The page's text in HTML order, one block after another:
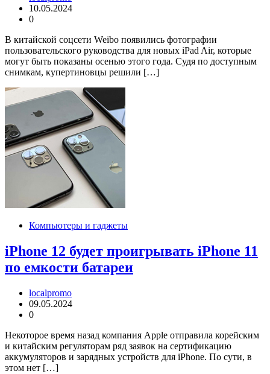
10.05.2024
0
В китайской соцсети Weibo появились фотографии
пользовательского руководства для новых iPad Air, которые
могут быть показаны осенью этого года. Судя по доступным
снимкам, купертиновцы решили […]
Компьютеры и гаджеты
iPhone 12 будет проигрывать iPhone 11
по емкости батареи
localpromo
09.05.2024
0
Некоторое время назад компания Apple отправила корейским
и китайским регуляторам ряд заявок на сертификацию
аккумуляторов и зарядных устройств для iPhone. По сути, в
этом нет […]